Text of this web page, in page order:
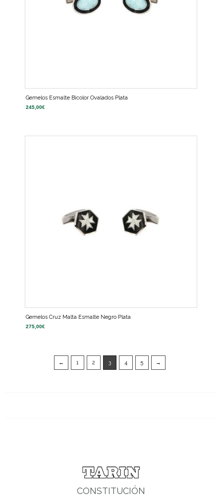
Gemelos Esmalte Bicolor Ovalados Plata
245,00€
Gemelos Cruz Malta Esmalte Negro Plata
275,00€
← 1 2 3 4 5 →
CONSTITUCIÓN